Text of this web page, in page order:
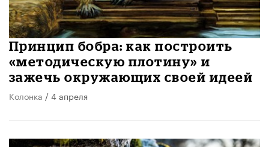
Принцип бобра: как построить
«методическую плотину» и
зажечь окружающих своей идеей
Колонка / 4 апреля